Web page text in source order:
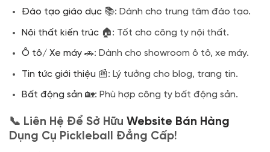
Đào tạo giáo dục📚: Dành cho trung tâm đào tạo.
Nội thất kiến trúc🏠: Tốt cho công ty nội thất.
Ô tô/ Xe máy🚗: Dành cho showroom ô tô, xe máy.
Tin tức giới thiệu 📰: Lý tưởng cho blog, trang tin.
Bất động sản 🏡: Phù hợp công ty bất động sản.
📞 Liên Hệ Để Sở Hữu Website Bán Hàng
Dụng Cụ Pickleball Đẳng Cấp!